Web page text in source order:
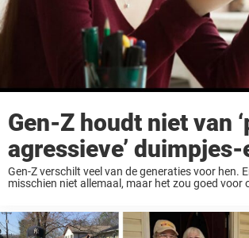
Gen-Z houdt niet van
agressieve’
Gen-Z verschilt veel van de generaties voor hen.
misschien niet allemaal, maar het zou goed voor